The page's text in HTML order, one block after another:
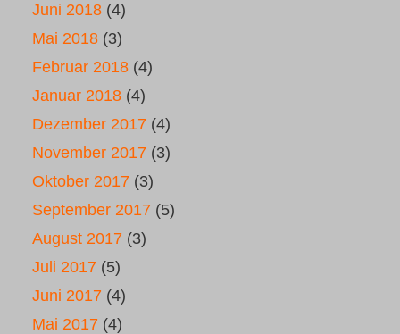
Juni 2018 (4)
Mai 2018 (3)
Februar 2018 (4)
Januar 2018 (4)
Dezember 2017 (4)
November 2017 (3)
Oktober 2017 (3)
September 2017 (5)
August 2017 (3)
Juli 2017 (5)
Juni 2017 (4)
Mai 2017 (4)